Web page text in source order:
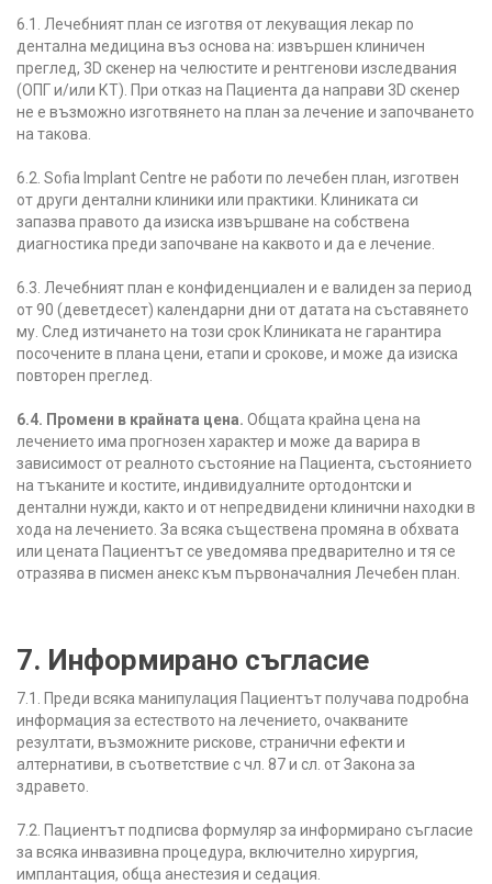
6.1. Лечебният план се изготвя от лекуващия лекар по
дентална медицина въз основа на: извършен клиничен
преглед, 3D скенер на челюстите и рентгенови изследвания
(ОПГ и/или КТ). При отказ на Пациента да направи 3D скенер
не е възможно изготвянето на план за лечение и започването
на такова.
6.2. Sofia Implant Centre не работи по лечебен план, изготвен
от други дентални клиники или практики. Клиниката си
запазва правото да изиска извършване на собствена
диагностика преди започване на каквото и да е лечение.
6.3. Лечебният план е конфиденциален и е валиден за период
от 90 (деветдесет) календарни дни от датата на съставянето
му. След изтичането на този срок Клиниката не гарантира
посочените в плана цени, етапи и срокове, и може да изиска
повторен преглед.
6.4. Промени в крайната цена. Общата крайна цена на
лечението има прогнозен характер и може да варира в
зависимост от реалното състояние на Пациента, състоянието
на тъканите и костите, индивидуалните ортодонтски и
дентални нужди, както и от непредвидени клинични находки в
хода на лечението. За всяка съществена промяна в обхвата
или цената Пациентът се уведомява предварително и тя се
отразява в писмен анекс към първоначалния Лечебен план.
7. Информирано съгласие
7.1. Преди всяка манипулация Пациентът получава подробна
информация за естеството на лечението, очакваните
резултати, възможните рискове, странични ефекти и
алтернативи, в съответствие с чл. 87 и сл. от Закона за
здравето.
7.2. Пациентът подписва формуляр за информирано съгласие
за всяка инвазивна процедура, включително хирургия,
имплантация, обща анестезия и седация.